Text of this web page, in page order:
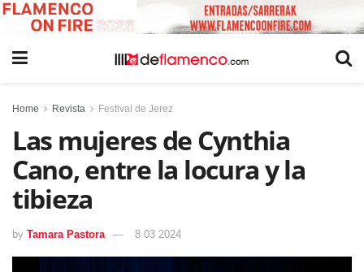
Home Revista Festival de Jerez
Las mujeres de Cynthia
Cano, entre la locura y la
tibieza
by Tamara Pastora 8 03 2024